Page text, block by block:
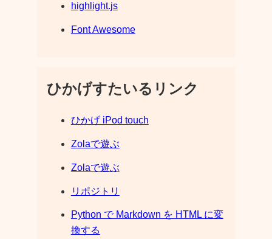
highlight.js
Font Awesome
ひかげすたいるリンク
ひかげ iPod touch
Zolaで遊ぶ
Zolaで遊ぶ
リポジトリ
Python で Markdown を HTML に変
換する